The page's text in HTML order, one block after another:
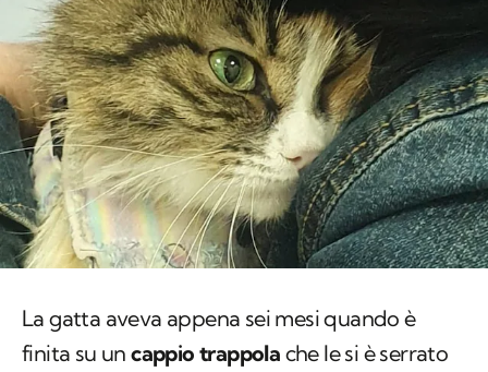
La gatta aveva appena sei mesi quando è
finita su un cappio trappola che le si è serrato